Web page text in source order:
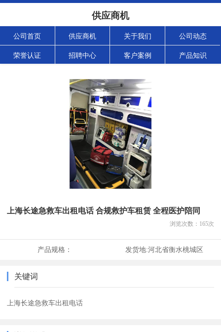
供应商机
公司首页 供应商机 关于我们 公司动态
荣誉认证 招聘中心 客户案例 产品知识
上海长途急救车出租电话 合规救护车租赁 全程医护陪同
浏览次数： 165次
产品规格： 发货地:河北省衡水桃城区
关键词
上海长途急救车出租电话